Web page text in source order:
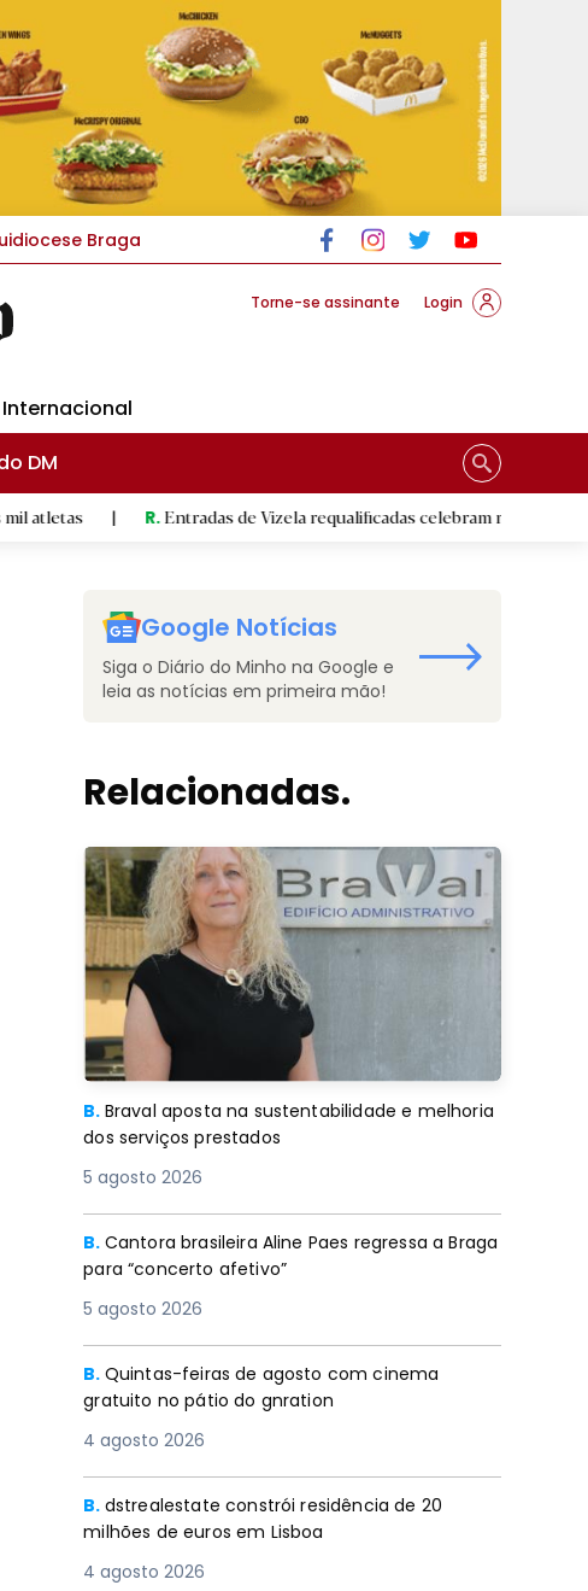
Braga
Torne-se assinante Login
Internacional
DM
R.Entradas de Vizela requalificadas celebram revolução do 5 de Agosto
Google Notícias
Siga o Diário do Minho na Google e
leia as notícias em primeira mão!
Relacionadas.
B. Braval aposta na sustentabilidade e melhoria
dos serviços prestados
5 agosto 2026
B. Cantora brasileira Aline Paes regressa a Braga
para “concerto afetivo”
5 agosto 2026
B. Quintas-feiras de agosto com cinema
gratuito no pátio do gnration
4 agosto 2026
B. dstrealestate constrói residência de 20
milhões de euros em Lisboa
4 agosto 2026